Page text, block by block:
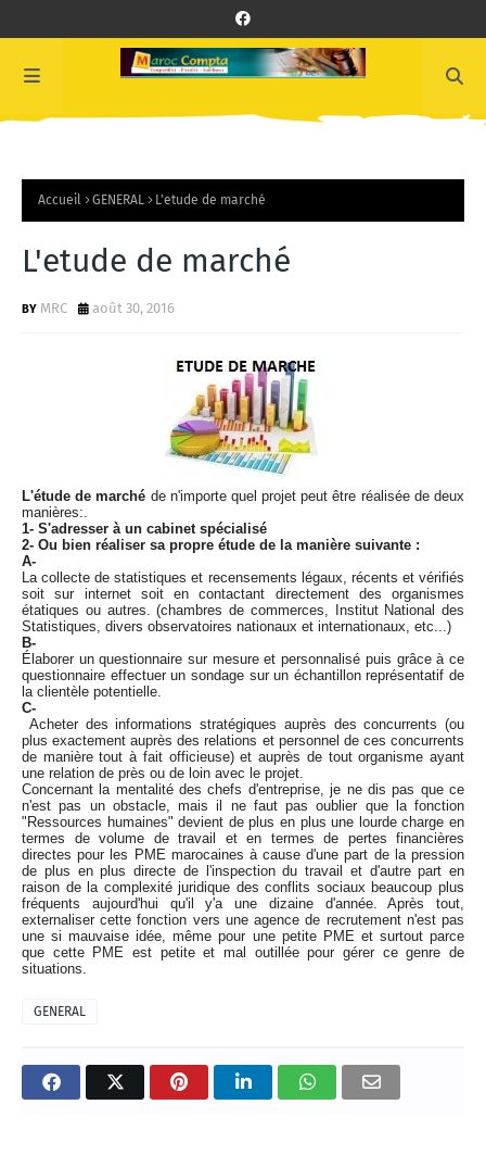
Accueil GENERAL L'etude de marché
L'etude de marché
MRC août 30, 2016
L'étude de marché de n'importe quel projet peut être réalisée de deux
manières:.
1- S'adresser à un cabinet spécialisé
2- Ou bien réaliser sa propre étude de la manière suivante :
A-
La collecte de statistiques et recensements légaux, récents et vérifiés
soit sur internet soit en contactant directement des organismes
étatiques ou autres. (chambres de commerces, Institut National des
Statistiques, divers observatoires nationaux et internationaux, etc...)
B-
Élaborer un questionnaire sur mesure et personnalisé puis grâce à ce
questionnaire effectuer un sondage sur un échantillon représentatif de
la clientèle potentielle.
C-
Acheter des informations stratégiques auprès des concurrents (ou
plus exactement auprès des relations et personnel de ces concurrents
de manière tout à fait officieuse) et auprès de tout organisme ayant
une relation de près ou de loin avec le projet.
Concernant la mentalité des chefs d'entreprise, je ne dis pas que ce
n'est pas un obstacle, mais il ne faut pas oublier que la fonction
"Ressources humaines" devient de plus en plus une lourde charge en
termes de volume de travail et en termes de pertes financières
directes pour les PME marocaines à cause d'une part de la pression
de plus en plus directe de l'inspection du travail et d'autre part en
raison de la complexité juridique des conflits sociaux beaucoup plus
fréquents aujourd'hui qu'il y'a une dizaine d'année. Après tout,
externaliser cette fonction vers une agence de recrutement n'est pas
une si mauvaise idée, même pour une petite PME et surtout parce
que cette PME est petite et mal outillée pour gérer ce genre de
situations.
GENERAL